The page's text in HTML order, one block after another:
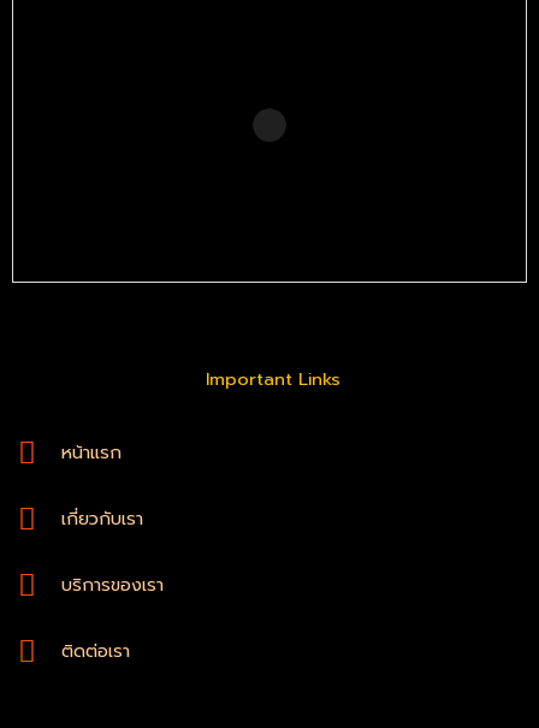
Important Links
หน้าแรก
เกี่ยวกับเรา
บริการของเรา
ติดต่อเรา